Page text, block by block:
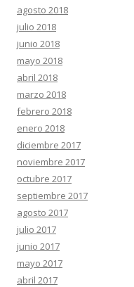
agosto 2018
julio 2018
junio 2018
mayo 2018
abril 2018
marzo 2018
febrero 2018
enero 2018
diciembre 2017
noviembre 2017
octubre 2017
septiembre 2017
agosto 2017
julio 2017
junio 2017
mayo 2017
abril 2017